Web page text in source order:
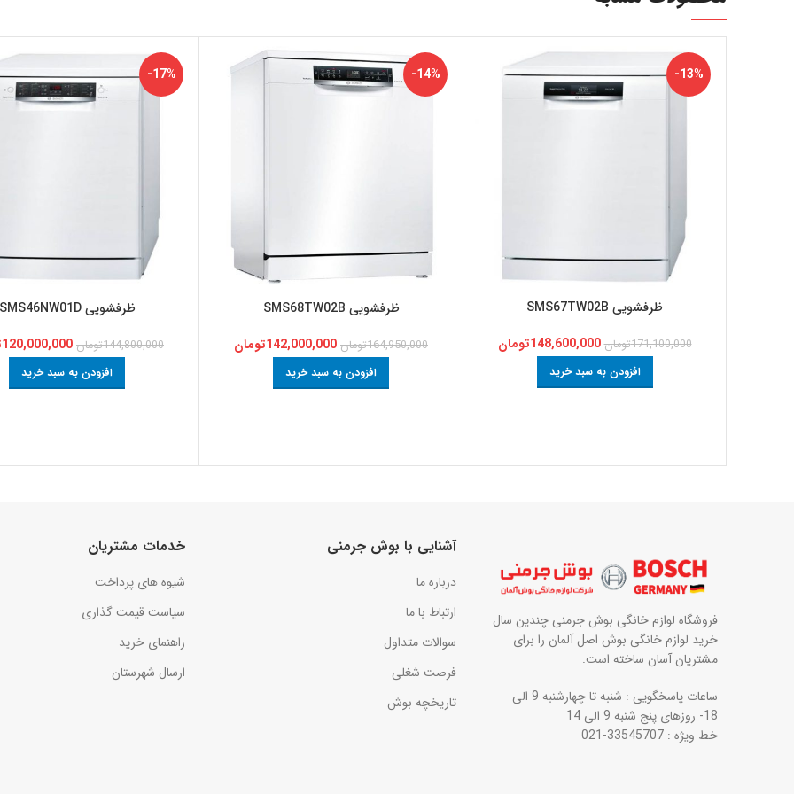
-13%
ظرفشویی SMS67TW02B
171,100,000تومان 148,600,000تومان
افزودن به سبد خرید
-14%
ظرفشویی SMS68TW02B
164,950,000تومان 142,000,000تومان
افزودن به سبد خرید
-17%
ظرفشویی SMS46NW01D
144,800,000تومان 120,000,000
افزودن به سبد خرید
فروشگاه لوازم خانگی بوش جرمنی چندین سال
خرید لوازم خانگی بوش اصل آلمان را برای
مشتریان آسان ساخته است.
ساعات پاسخگویی : شنبه تا چهارشنبه 9 الی
18- روزهای پنج شنبه 9 الی 14
خط ویژه : 33545707-021
آشنایی با بوش جرمنی
درباره ما
ارتباط با ما
سوالات متداول
فرصت شغلی
تاریخچه بوش
خدمات مشتریان
شیوه های پرداخت
سیاست قیمت گذاری
راهنمای خرید
ارسال شهرستان